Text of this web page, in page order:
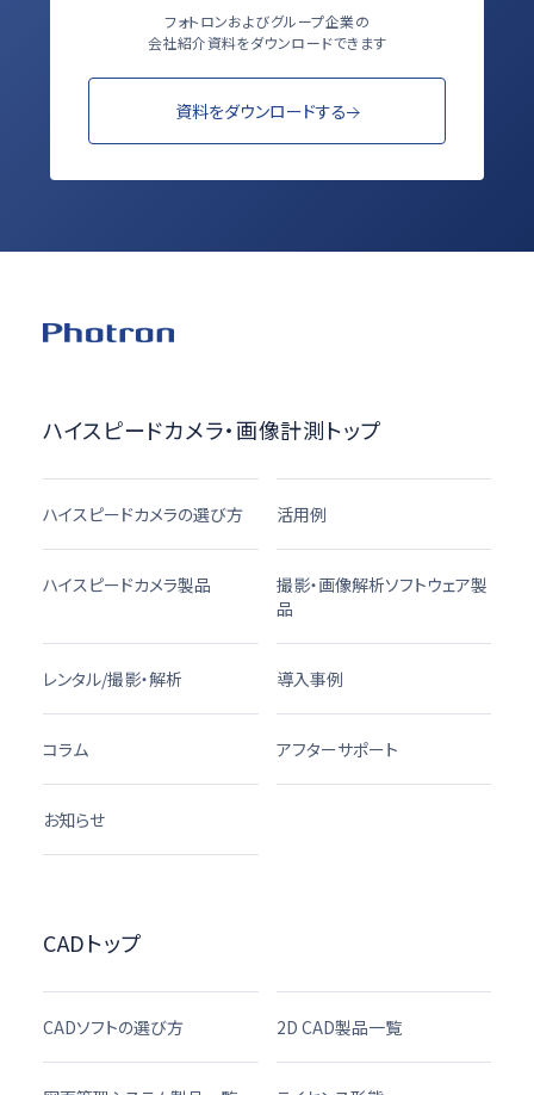
フォトロンおよびグループ企業の
会社紹介資料をダウンロードできます
資料をダウンロードする
ハイスピードカメラ・画像計測トップ
ハイスピードカメラの選び方 活用例
ハイスピードカメラ製品
撮影・画像解析ソフトウェア製
品
レンタル/撮影・解析 導入事例
コラム アフターサポート
お知らせ
CADトップ
CADソフトの選び方 2D CAD製品一覧